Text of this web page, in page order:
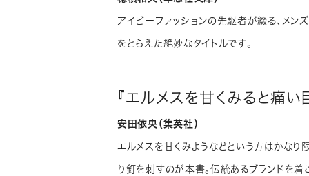
アイビーファッションの先駆者が綴る、メン
をとらえた絶妙なタイトルです。
『エルメスを甘くみると痛い
安田依央（集英社）
エルメスを甘くみようなどという方はかなり
り釘を刺すのが本書。伝統あるブランドを着